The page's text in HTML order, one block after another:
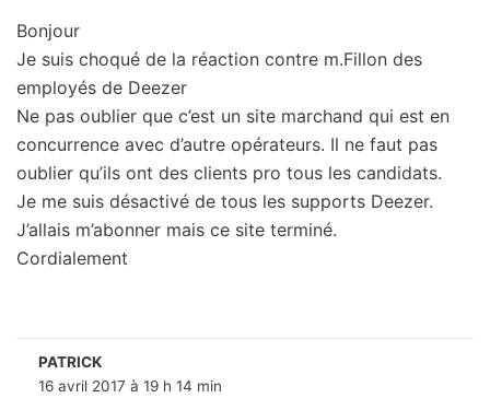
Bonjour
Je suis choqué de la réaction contre m.Fillon des
employés de Deezer
Ne pas oublier que c’est un site marchand qui est en
concurrence avec d’autre opérateurs. Il ne faut pas
oublier qu’ils ont des clients pro tous les candidats.
Je me suis désactivé de tous les supports Deezer.
J’allais m’abonner mais ce site terminé.
Cordialement
PATRICK
16 avril 2017 à 19 h 14 min